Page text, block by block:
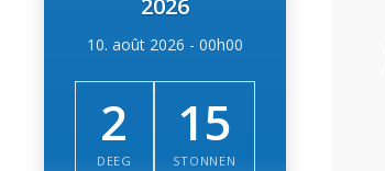
2026
10. août 2026 - 00h00
2
DEEG
15
STONNEN